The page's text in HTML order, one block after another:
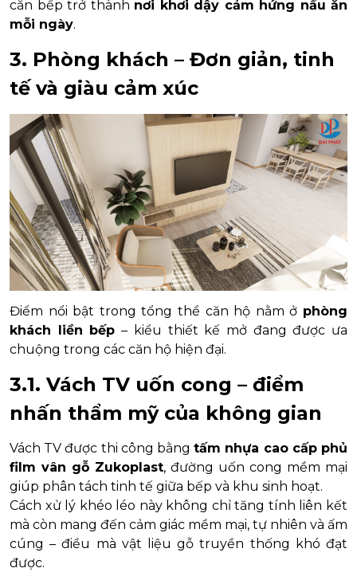
căn bếp trở thành nơi khơi dậy cảm hứng nấu ăn
mỗi ngày.
3. Phòng khách – Đơn giản, tinh
tế và giàu cảm xúc
Điểm nổi bật trong tổng thể căn hộ nằm ở phòng
khách liền bếp – kiểu thiết kế mở đang được ưa
chuộng trong các căn hộ hiện đại.
3.1. Vách TV uốn cong – điểm
nhấn thẩm mỹ của không gian
Vách TV được thi công bằngtấm nhựa cao cấp phủ
film vân gỗ Zukoplast, đường uốn cong mềm mại
giúp phân tách tinh tế giữa bếp và khu sinh hoạt.
Cách xử lý khéo léo này không chỉ tăng tính liên kết
mà còn mang đến cảm giác mềm mại, tự nhiên và ấm
cúng – điều mà vật liệu gỗ truyền thống khó đạt
được.